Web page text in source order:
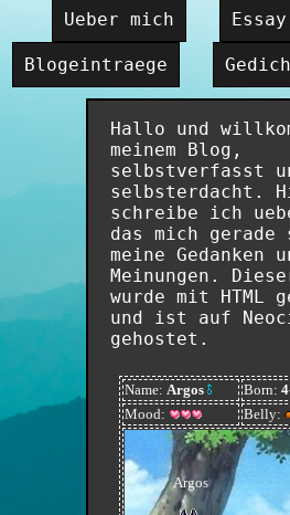
Ueber mich
Blogeintraege
Hallo und
meinem Blog,
selbstverfasst
selbsterdacht.
schreibe ich
das mich gerade
meine Gedanken
Meinungen.
wurde mit HTML
und ist auf
gehostet.